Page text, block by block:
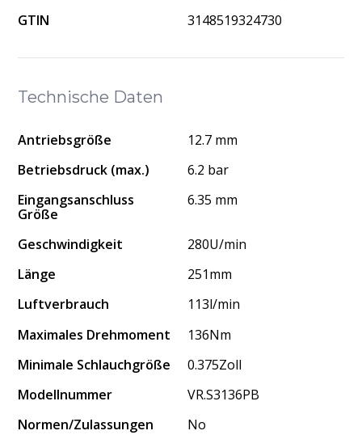
Technische Daten
Antriebsgröße
12.7 mm
Betriebsdruck (max.)
6.2 bar
Eingangsanschluss
Größe
6.35 mm
Geschwindigkeit
280U/min
Länge
251mm
Luftverbrauch
113l/min
Maximales Drehmoment
136Nm
Minimale Schlauchgröße
0.375Zoll
Modellnummer
VR.S3136PB
Normen/Zulassungen
No
GTIN
3148519324730